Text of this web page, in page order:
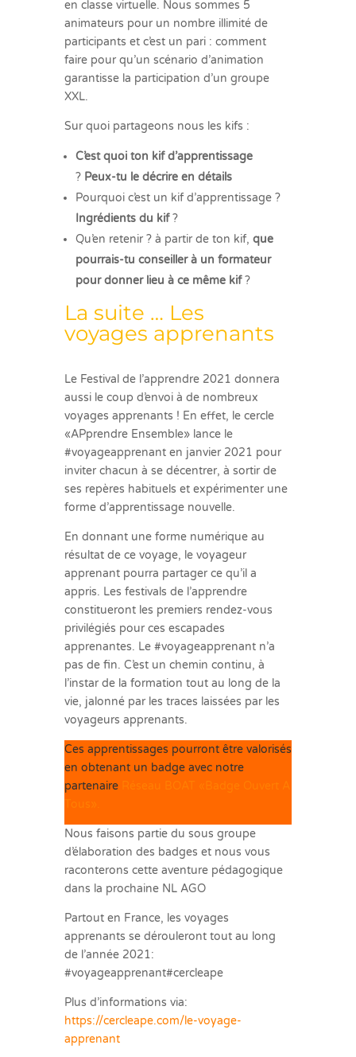
en classe virtuelle. Nous sommes 5
animateurs pour un nombre illimité de
participants et c’est un pari : comment
faire pour qu’un scénario d’animation
garantisse la participation d’un groupe
XXL.
Sur quoi partageons nous les kifs :
C’est quoi ton kif d’apprentissage
? Peux-tu le décrire en détails
Pourquoi c’est un kif d’apprentissage ?
Ingrédients du kif?
Qu’en retenir ? à partir de ton kif, que
pourrais-tu conseiller à un formateur
pour donner lieu à ce même kif?
La suite … Les
voyages apprenants
Le Festival de l’apprendre 2021 donnera
aussi le coup d’envoi à de nombreux
voyages apprenants ! En effet, le cercle
«APprendre Ensemble» lance le
#voyageapprenant en janvier 2021 pour
inviter chacun à se décentrer, à sortir de
ses repères habituels et expérimenter une
forme d’apprentissage nouvelle.
En donnant une forme numérique au
résultat de ce voyage, le voyageur
apprenant pourra partager ce qu’il a
appris. Les festivals de l’apprendre
constitueront les premiers rendez-vous
privilégiés pour ces escapades
apprenantes. Le #voyageapprenant n’a
pas de fin. C’est un chemin continu, à
l’instar de la formation tout au long de la
vie, jalonné par les traces laissées par les
voyageurs apprenants.
Ces apprentissages pourront être valorisés
en obtenant un badge avec notre
partenaireRéseau BOAT «Badge Ouvert A
Nous faisons partie du sous groupe
d’élaboration des badges et nous vous
raconterons cette aventure pédagogique
dans la prochaine NL AGO
Partout en France, les voyages
apprenants se dérouleront tout au long
de l’année 2021:
#voyageapprenant#cercleape
Plus d’informations via:
https://cercleape.com/le-voyage-
apprenant